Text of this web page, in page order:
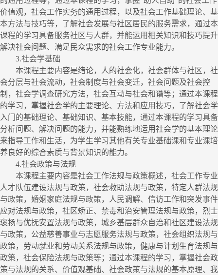
价值观，社会工作实务的通用过程，以及社会工作基础理论、基
本方法与技巧等，了解社会发展与社区居民的服务需求，通过本
课程的学习具备服务社区与人群，并能运用相关知识和技巧提升
解决社会问题、满足民众需求的社会工作专业能力。
3.社会学基础
本课程主要内容是绪论，人的社会化，社会群体与社区，社
会分层与社会流动，社会制度与社会变迁，社会问题及社会控
制，社会学调查研究方法，社会互动与社会和谐等；通过本课程
的学习，掌握社会学的主要理论、方法和应用技巧，了解社会学
入门的基础理论、基础知识、基本技能，通过本课程的学习具备
分析问题、解决问题的能力，并能熟练地运用社会学的基本理论
来指导工作和生活，为学生学习其他有关专业基础课和专业课培
养良好的综合素质与背景知识的能力。
4.社会政策与法规
本课程主要内容是社会工作法规与政策概述，社会工作专业
人才队伍建设法规与政策，社会救助法规与政策，特定人群法规
与政策，婚姻家庭法规与政策，人民调解、信访工作和突发事件
应对法规与政策，社区矫正、禁毒和治安管理法规与政策，烈士
褒扬与优抚安置法规与政策，城乡基层群众自治和社区建设法规
与政策，公益慈善事业与志愿服务法规与政策，社会组织法规与
政策，劳动就业和劳动关系法规与政策，健康与计划生育法规与
政策，社会保险法规与政策等；通过本课程的学习，掌握社会政
策与法规的关系、价值观基础、社会政策与法规的基本原理、我